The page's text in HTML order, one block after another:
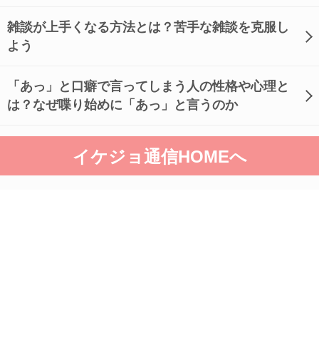
雑談が上手くなる方法とは？苦手な雑談を克服し
よう
「あっ」と口癖で言ってしまう人の性格や心理と
は？なぜ喋り始めに「あっ」と言うのか
イケジョ通信HOMEへ